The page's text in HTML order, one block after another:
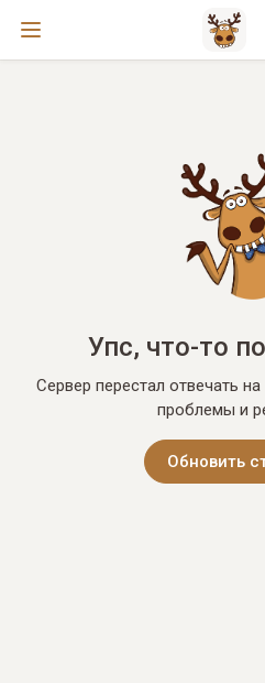
Упс, что-то
Сервер перестал отвечать
проблемы и
Обновить